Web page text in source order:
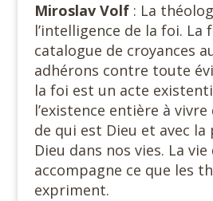
Miroslav Volf : La
l’intelligence de la foi. La
catalogue de croyances
adhérons contre toute
la foi est un acte
l’existence entière à
de qui est Dieu et avec la
Dieu dans nos vies. La
accompagne ce que les
expriment.